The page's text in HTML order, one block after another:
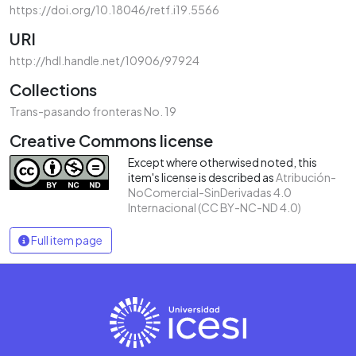
https://doi.org/10.18046/retf.i19.5566
URI
http://hdl.handle.net/10906/97924
Collections
Trans-pasando fronteras No. 19
Creative Commons license
Except where otherwised noted, this
item's license is described asAtribución-
NoComercial-SinDerivadas 4.0
Internacional (CC BY-NC-ND 4.0)
Full item page